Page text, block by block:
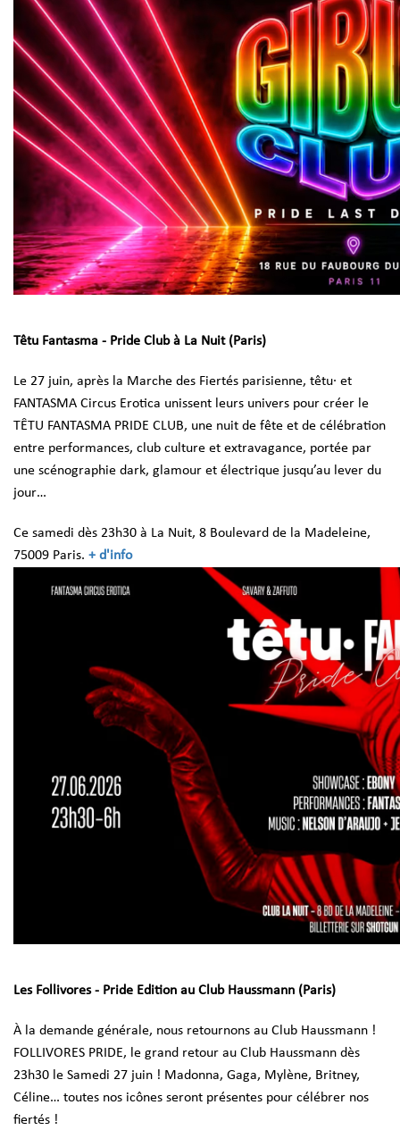
Têtu Fantasma - Pride Club à La Nuit (Paris)
Le 27 juin, après la Marche des Fiertés parisienne, têtu· et
FANTASMA Circus Erotica unissent leurs univers pour créer le
TÊTU FANTASMA PRIDE CLUB, une nuit de fête et de célébration
entre performances, club culture et extravagance, portée par
une scénographie dark, glamour et électrique jusqu’au lever du
jour…
Ce samedi dès 23h30 à La Nuit, 8 Boulevard de la Madeleine,
75009 Paris. + d'info
Les Follivores - Pride Edition au Club Haussmann (Paris)
À la demande générale, nous retournons au Club Haussmann !
FOLLIVORES PRIDE, le grand retour au Club Haussmann dès
23h30 le Samedi 27 juin ! Madonna, Gaga, Mylène, Britney,
Céline… toutes nos icônes seront présentes pour célébrer nos
fiertés !